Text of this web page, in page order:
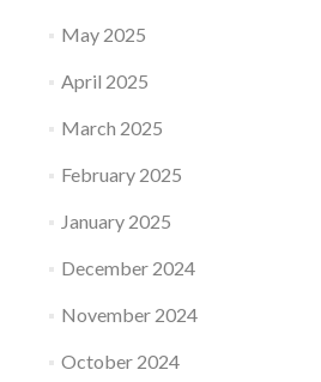
May 2025
April 2025
March 2025
February 2025
January 2025
December 2024
November 2024
October 2024